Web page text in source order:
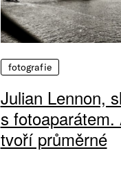
fotografie
Julian Lennon,
s fotoaparátem.
tvoří průměrné